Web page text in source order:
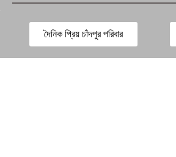
দৈনিক প্রিয় চাঁদপুর পরিবার